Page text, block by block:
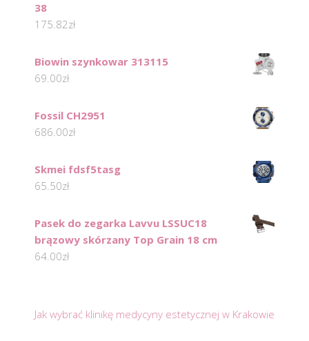
38
175.82zł
Biowin szynkowar 313115
69.00zł
Fossil CH2951
686.00zł
Skmei fdsf5tasg
65.50zł
Pasek do zegarka Lavvu LSSUC18
brązowy skórzany Top Grain 18 cm
64.00zł
Jak wybrać klinikę medycyny estetycznej w Krakowie